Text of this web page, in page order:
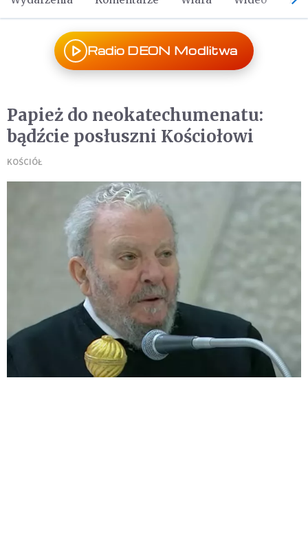
Radio DEON Modlitwa
Papież do neokatechumenatu:
bądźcie posłuszni Kościołowi
KOŚCIÓŁ